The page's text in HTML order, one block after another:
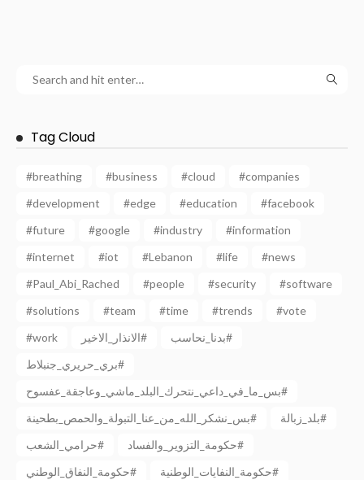
Tag Cloud
#breathing #business #cloud
#companies
#development
#edge #education
#facebook
#future
#google #industry
#information
#internet
#iot #Lebanon #life
#news
#Paul_Abi_Rached
#people #security
#software
#solutions
#team #time #trends
#vote
#work
الانذار_الاخير#
بدنا_نحاسب#
بري_حريري_جنبلاط#
بس_ما_في_داعي_نتحرك_البلد_ماشي_وعاجقة_عفسوح#
بس_نشكر_الله_من_عنا_التبولة_والحمص_بطحينة#
بلد_زبالة#
حرامي_الشعب#
حكومة_التزوير_والفساد#
حكومة_النفاق_الوطني#
حكومة_النفايات_الوطنية#